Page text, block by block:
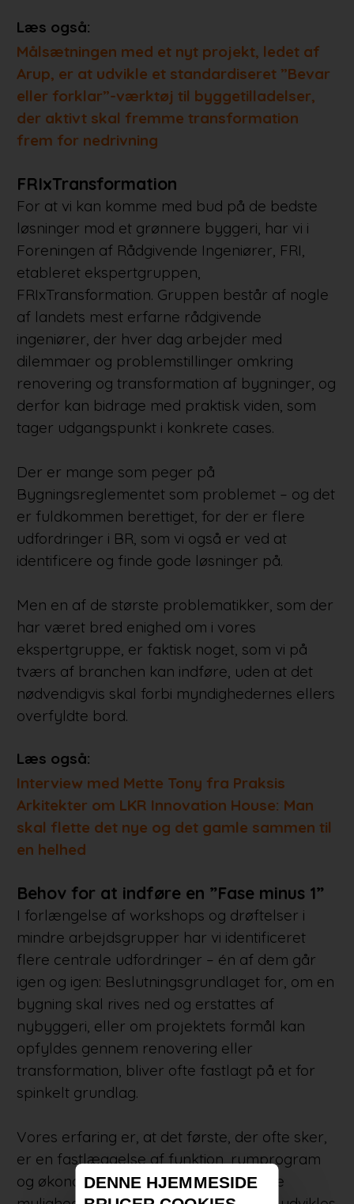
Læs også:
Målsætningen med et nyt projekt, ledet af
Arup, er at udvikle et standardiseret ”Bevar
eller forklar”-værktøj til byggetilladelser,
der aktivt skal fremme transformation
frem for nedrivning
FRIxTransformation
For at vi kan komme med bud på de bedste
løsninger mod et grønnere byggeri, har vi i
Foreningen af Rådgivende Ingeniører, FRI,
etableret ekspertgruppen,
FRIxTransformation. Gruppen består af nogle
af landets mest erfarne rådgivende
ingeniører, der hver dag arbejder med
dilemmaer og problemstillinger omkring
renovering og transformation af bygninger, og
derfor kan bidrage med praktisk viden, som
tager udgangspunkt i konkrete cases.
Der er mange som peger på
Bygningsreglementet som problemet – og det
er fuldkommen berettiget, for der er flere
udfordringer i BR, som vi også er ved at
identificere og finde gode løsninger på.
Men en af de største problematikker, som der
har været bred enighed om i vores
ekspertgruppe, er faktisk noget, som vi på
tværs af branchen kan indføre, uden at det
nødvendigvis skal forbi myndighedernes ellers
overfyldte bord.
Læs også:
Interview med Mette Tony fra Praksis
Arkitekter om LKR Innovation House: Man
skal flette det nye og det gamle sammen til
en helhed
Behov for at indføre en ”Fase minus 1”
I forlængelse af workshops og drøftelser i
mindre arbejdsgrupper har vi identificeret
flere centrale udfordringer – én af dem går
igen og igen: Beslutningsgrundlaget for, om en
bygning skal rives ned og erstattes af
nybyggeri, eller om projektets formål kan
opfyldes gennem renovering eller
transformation, bliver ofte fastlagt på et for
spinkelt grundlag.
Vores erfaring er, at det første, der ofte sker,
er en fastlæggelse af funktion, rumprogram
og økonomi, inden bygningens tekniske
DENNE HJEMMESIDE